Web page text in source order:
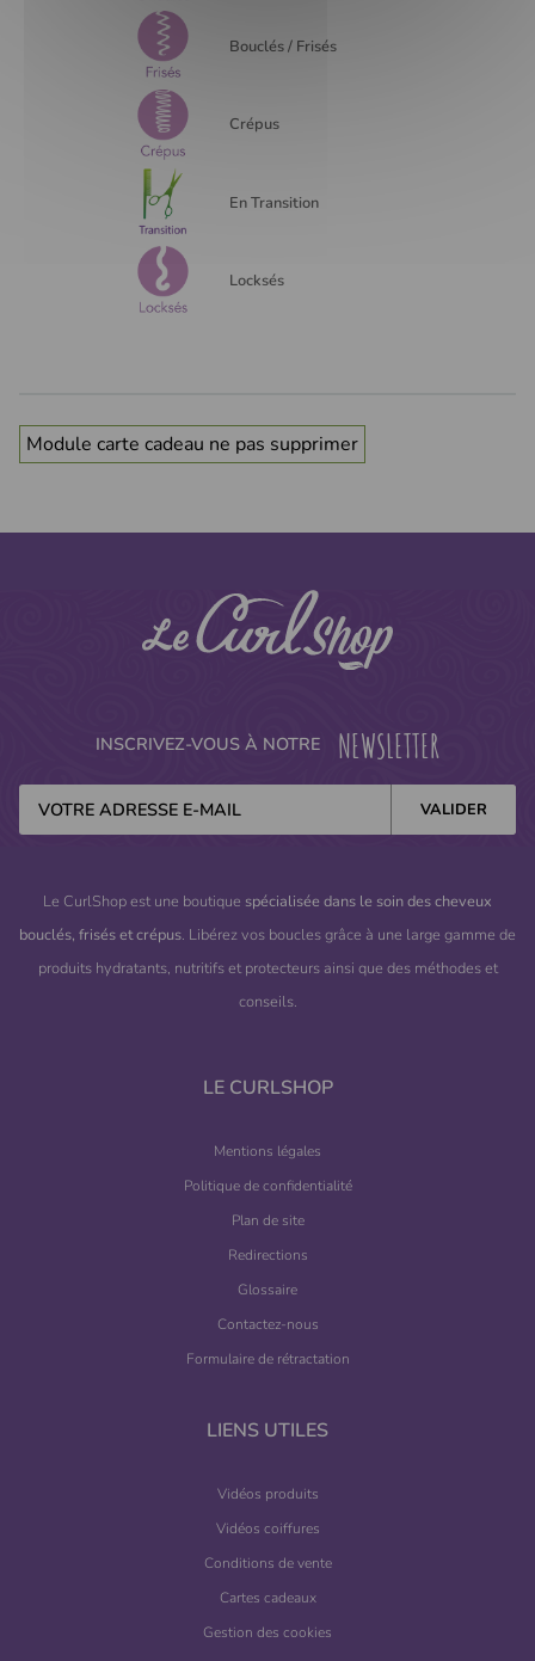
Bouclés / Frisés
Crépus
En Transition
Locksés
Module carte cadeau ne pas supprimer
INSCRIVEZ-VOUS À NOTRE NEWSLETTER
Le CurlShop est une boutique spécialisée dans le soin des cheveux
bouclés, frisés et crépus. Libérez vos boucles grâce à une large gamme de
produits hydratants, nutritifs et protecteurs ainsi que des méthodes et
conseils.
LE CURLSHOP
Mentions légales
Politique de confidentialité
Plan de site
Redirections
Glossaire
Contactez-nous
Formulaire de rétractation
LIENS UTILES
Vidéos produits
Vidéos coiffures
Conditions de vente
Cartes cadeaux
Gestion des cookies